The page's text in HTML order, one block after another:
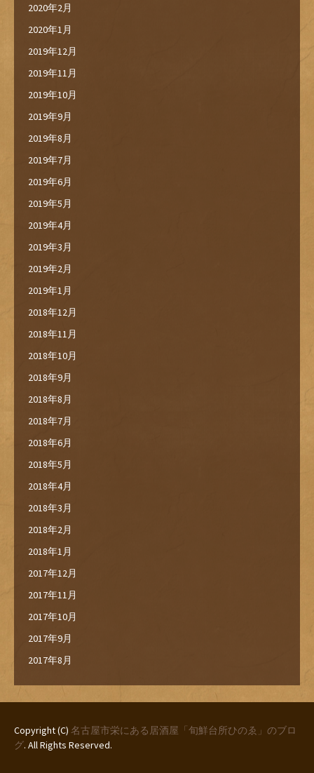
2020年2月
2020年1月
2019年12月
2019年11月
2019年10月
2019年9月
2019年8月
2019年7月
2019年6月
2019年5月
2019年4月
2019年3月
2019年2月
2019年1月
2018年12月
2018年11月
2018年10月
2018年9月
2018年8月
2018年7月
2018年6月
2018年5月
2018年4月
2018年3月
2018年2月
2018年1月
2017年12月
2017年11月
2017年10月
2017年9月
2017年8月
Copyright (C) 名古屋市栄にある居酒屋「旬鮮台所ひのゑ」のブロ
グ. All Rights Reserved.